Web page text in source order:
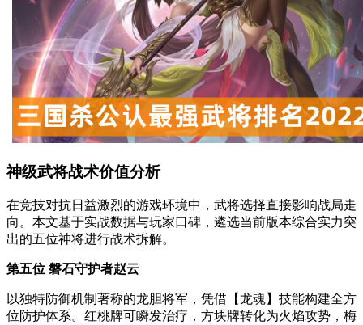
神级武将战术价值分析
在竞技对抗日益激烈的游戏环境中，武将选择直接影响战局走
向。本文基于实战数据与玩家口碑，遴选当前版本综合实力突
出的五位神将进行战术拆解。
第五位 磐石守护者赵云
以独特防御机制著称的龙胆将军，凭借【龙魂】技能构建全方
位防护体系。红桃牌可瞬发治疗，方块牌转化为火焰攻势，梅